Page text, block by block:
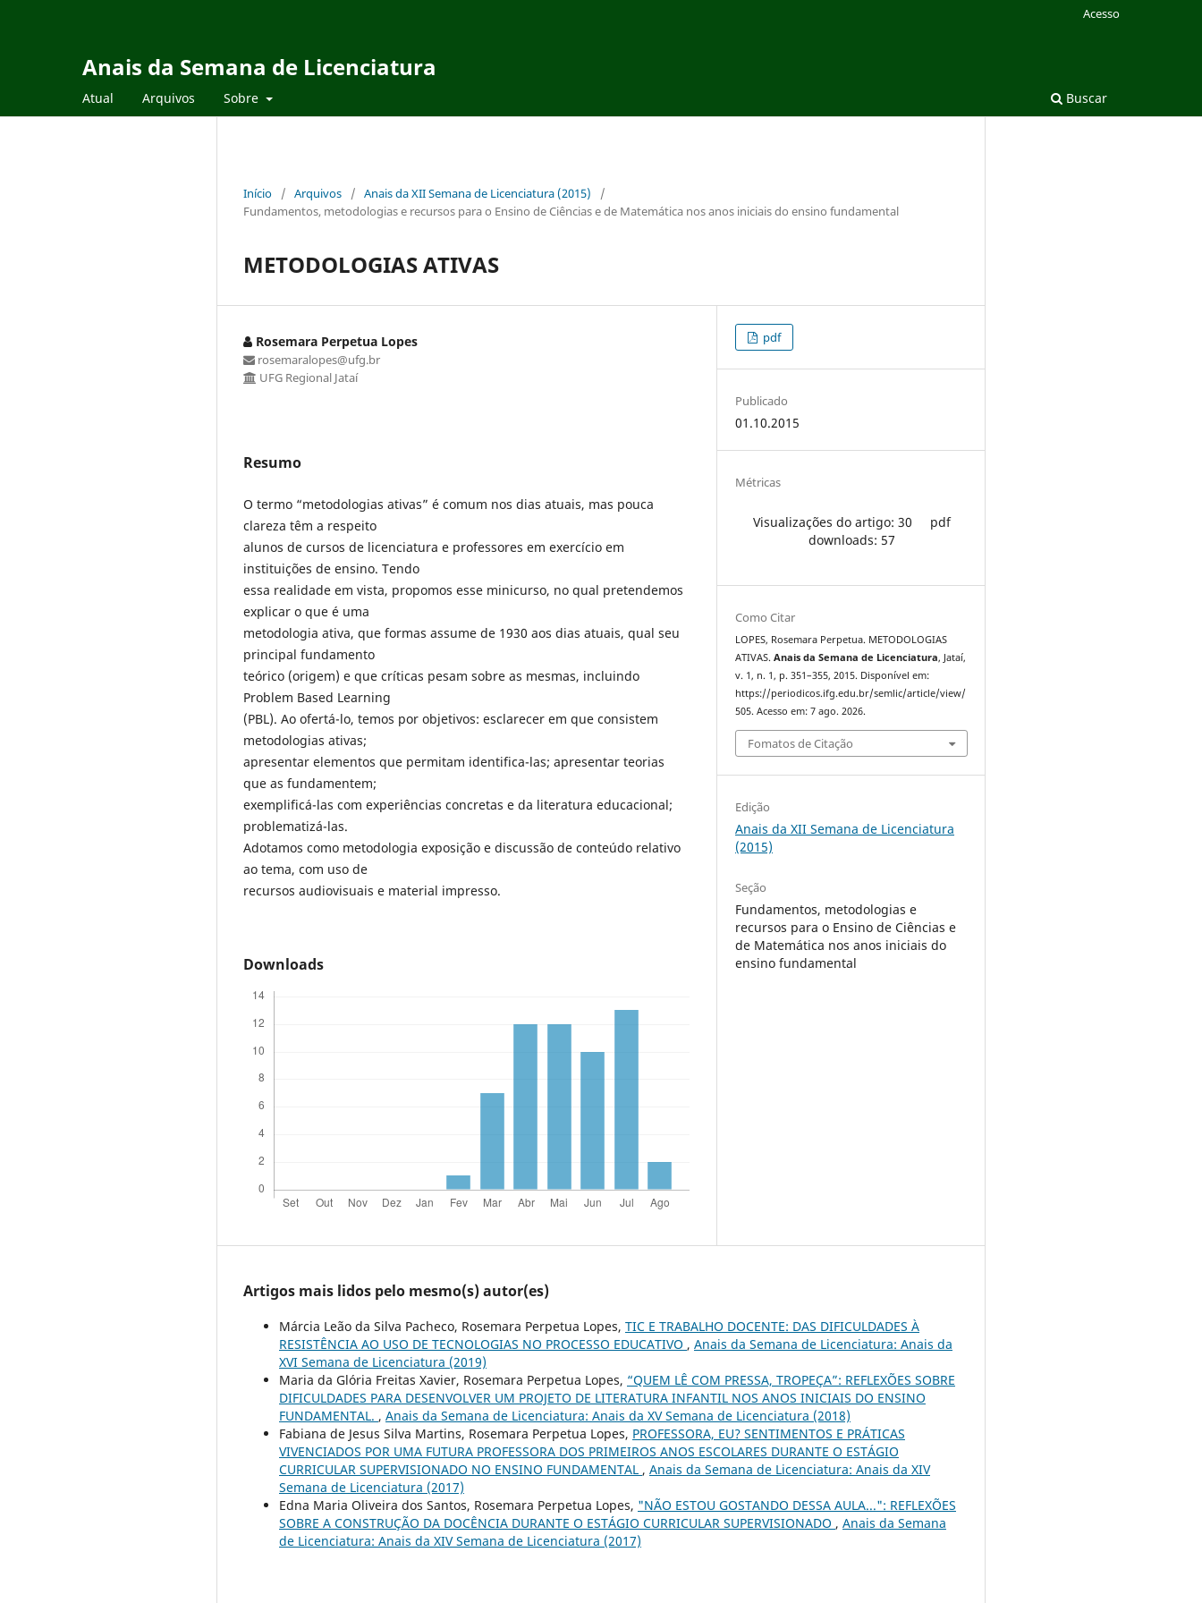
Anais da Semana de Licenciatura
Atual Arquivos Sobre Buscar
Acesso
Início / Arquivos / Anais da XII Semana de Licenciatura (2015)
/
Fundamentos, metodologias e recursos para o Ensino de Ciências e de Matemática nos anos iniciais do ensino fundamental
METODOLOGIAS ATIVAS
Rosemara Perpetua Lopes
rosemaralopes@ufg.br
UFG Regional Jataí
Resumo
O termo “metodologias ativas” é comum nos dias atuais, mas pouca
clareza têm a respeito
alunos de cursos de licenciatura e professores em exercício em
instituições de ensino. Tendo
essa realidade em vista, propomos esse minicurso, no qual pretendemos
explicar o que é uma
metodologia ativa, que formas assume de 1930 aos dias atuais, qual seu
principal fundamento
teórico (origem) e que críticas pesam sobre as mesmas, incluindo
Problem Based Learning
(PBL). Ao ofertá-lo, temos por objetivos: esclarecer em que consistem
metodologias ativas;
apresentar elementos que permitam identifica-las; apresentar teorias
que as fundamentem;
exemplificá-las com experiências concretas e da literatura educacional;
problematizá-las.
Adotamos como metodologia exposição e discussão de conteúdo relativo
ao tema, com uso de
recursos audiovisuais e material impresso.
Downloads
pdf
Publicado
01.10.2015
Métricas
Visualizações do artigo: 30
pdf
downloads: 57
Como Citar
LOPES, Rosemara Perpetua. METODOLOGIAS
ATIVAS.Anais da Semana de Licenciatura, Jataí,
v. 1, n. 1, p. 351–355, 2015. Disponível em:
https://periodicos.ifg.edu.br/semlic/article/view/
505. Acesso em: 7 ago. 2026.
Fomatos de Citação
Edição
Anais da XII Semana de Licenciatura
(2015)
Seção
Fundamentos, metodologias e
recursos para o Ensino de Ciências e
de Matemática nos anos iniciais do
ensino fundamental
Artigos mais lidos pelo mesmo(s) autor(es)
Márcia Leão da Silva Pacheco, Rosemara Perpetua Lopes, TIC E TRABALHO DOCENTE: DAS DIFICULDADES À
RESISTÊNCIA AO USO DE TECNOLOGIAS NO PROCESSO EDUCATIVO , Anais da Semana de Licenciatura: Anais da
XVI Semana de Licenciatura (2019)
Maria da Glória Freitas Xavier, Rosemara Perpetua Lopes, “QUEM LÊ COM PRESSA, TROPEÇA”: REFLEXÕES SOBRE
DIFICULDADES PARA DESENVOLVER UM PROJETO DE LITERATURA INFANTIL NOS ANOS INICIAIS DO ENSINO
FUNDAMENTAL. , Anais da Semana de Licenciatura: Anais da XV Semana de Licenciatura (2018)
Fabiana de Jesus Silva Martins, Rosemara Perpetua Lopes, PROFESSORA, EU? SENTIMENTOS E PRÁTICAS
VIVENCIADOS POR UMA FUTURA PROFESSORA DOS PRIMEIROS ANOS ESCOLARES DURANTE O ESTÁGIO
CURRICULAR SUPERVISIONADO NO ENSINO FUNDAMENTAL , Anais da Semana de Licenciatura: Anais da XIV
Semana de Licenciatura (2017)
Edna Maria Oliveira dos Santos, Rosemara Perpetua Lopes, "NÃO ESTOU GOSTANDO DESSA AULA...": REFLEXÕES
SOBRE A CONSTRUÇÃO DA DOCÊNCIA DURANTE O ESTÁGIO CURRICULAR SUPERVISIONADO , Anais da Semana
de Licenciatura: Anais da XIV Semana de Licenciatura (2017)